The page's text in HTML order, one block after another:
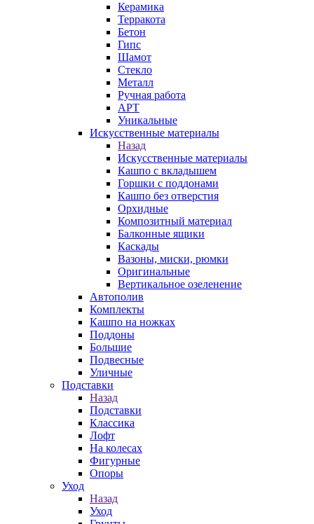
Керамика
Терракота
Бетон
Гипс
Шамот
Стекло
Металл
Ручная работа
АРТ
Уникальные
Искусственные материалы
Назад
Искусственные материалы
Кашпо с вкладышем
Горшки с поддонами
Кашпо без отверстия
Орхидные
Композитный материал
Балконные ящики
Каскады
Вазоны, миски, рюмки
Оригинальные
Вертикальное озеленение
Автополив
Комплекты
Кашпо на ножках
Поддоны
Большие
Подвесные
Уличные
Подставки
Назад
Подставки
Классика
Лофт
На колесах
Фигурные
Опоры
Уход
Назад
Уход